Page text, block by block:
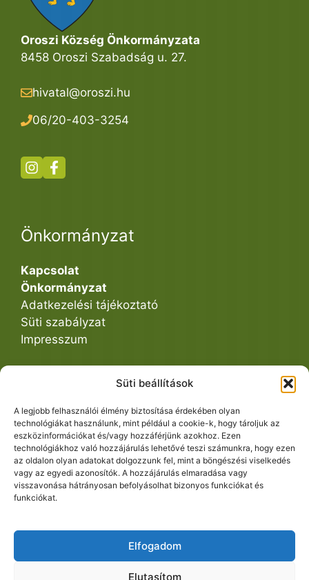
Süti beállítások
A legjobb felhasználói élmény biztosítása érdekében olyan
technológiákat használunk, mint például a cookie-k, hogy tároljuk az
eszközinformációkat és/vagy hozzáférjünk azokhoz. Ezen
technológiákhoz való hozzájárulás lehetővé teszi számunkra, hogy ezen
az oldalon olyan adatokat dolgozzunk fel, mint a böngészési viselkedés
vagy az egyedi azonosítók. A hozzájárulás elmaradása vagy
visszavonása hátrányosan befolyásolhat bizonyos funkciókat és
funkciókat.
Elfogadom
Elutasítom
Oroszi Község Önkormányzata
8458 Oroszi Szabadság u. 27.
hivatal@oroszi.hu
06/20-403-3254
Önkormányzat
Kapcsolat
Önkormányzat
Adatkezelési tájékoztató
Süti szabályzat
Impresszum
Közös Hivatal
Ügyintézés
Dokumentumtár